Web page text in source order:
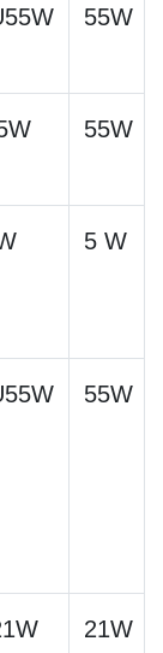
55W
55W
5 W
55W
21W